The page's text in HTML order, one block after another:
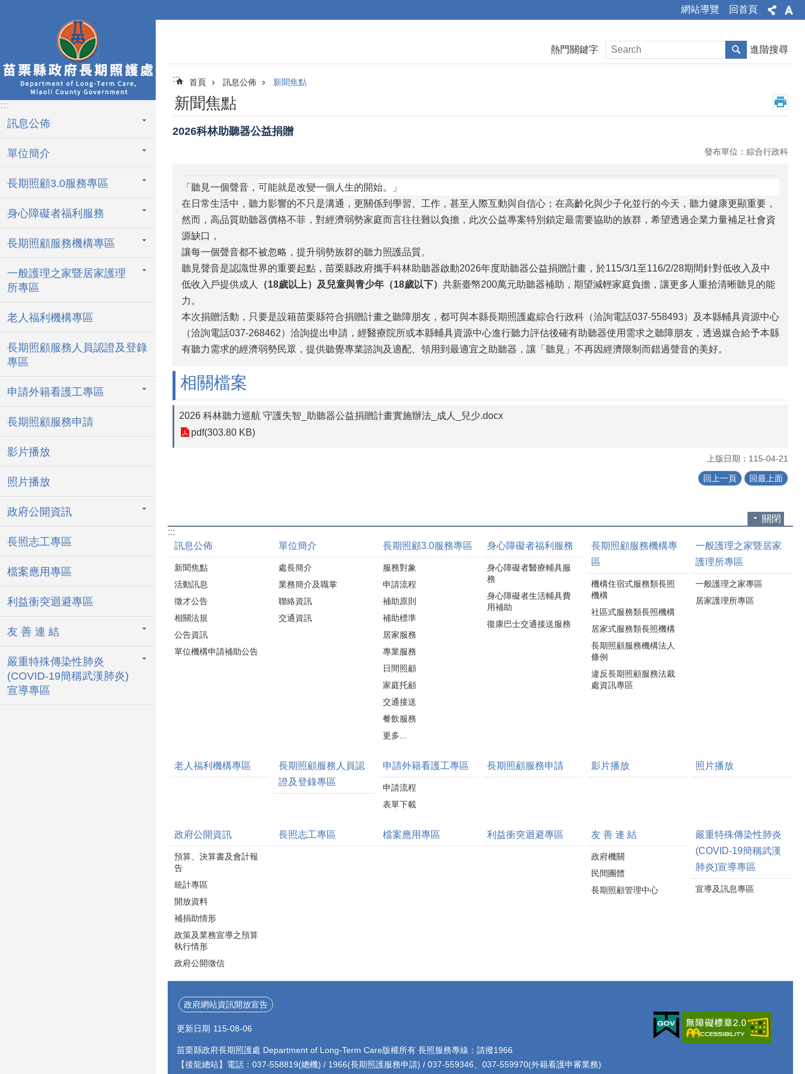
跳到主要內容區塊
::: 網站導覽 回首頁
:::
訊息公佈
單位簡介
長期照顧3.0服務專區
身心障礙者福利服務
長期照顧服務機構專區
一般護理之家暨居家護理
所專區
老人福利機構專區
長期照顧服務人員認證及登錄
專區
申請外籍看護工專區
長期照顧服務申請
影片播放
照片播放
政府公開資訊
長照志工專區
檔案應用專區
利益衝突迴避專區
友 善 連 結
嚴重特殊傳染性肺炎
(COVID-19簡稱武漢肺炎)
宣導專區
熱門關鍵字 進階搜尋
::: 首頁 訊息公佈 新聞焦點
新聞焦點
2026科林助聽器公益捐贈
發布單位：綜合行政科
「聽見一個聲音，可能就是改變一個人生的開始。」
在日常生活中，聽力影響的不只是溝通，更關係到學習、工作，甚至人際互動與自信心；在高齡化與少子化並行的今天，聽力健康更顯重要，
然而，高品質助聽器價格不菲，對經濟弱勢家庭而言往往難以負擔，此次公益專案特別鎖定最需要協助的族群，希望透過企業力量補足社會資
源缺口，
讓每一個聲音都不被忽略，提升弱勢族群的聽力照護品質。
聽見聲音是認識世界的重要起點，苗栗縣政府攜手科林助聽器啟動2026年度助聽器公益捐贈計畫，於115/3/1至116/2/28期間針對低收入及中
低收入戶提供成人
（18歲以上）及兒童與青少年（18歲以下） 共新臺幤200萬元助聽器補助，期望減輕家庭負擔，讓更多人重拾清晰聽見的能
力。
本次捐贈活動，只要是設籍苗栗縣符合捐贈計畫之聽障朋友，都可與本縣長期照護處綜合行政科（洽詢電話037-558493）及本縣輔具資源中心
（洽詢電話037-268462）洽詢提出申請，經醫療院所或本縣輔具資源中心進行聽力評估後確有助聽器使用需求之聽障朋友，透過媒合給予本縣
有聽力需求的經濟弱勢民眾，提供聽覺專業諮詢及適配、領用到最適宜之助聽器，讓「聽見」不再因經濟限制而錯過聲音的美好。
相關檔案
2026 科林聽力巡航 守護失智_助聽器公益捐贈計畫實施辦法_成人_兒少.docx
pdf(303.80 KB)
上版日期：115-04-21
回上一頁 回最上面
關閉
:::
訊息公佈
新聞焦點
活動訊息
徵才公告
相關法規
公告資訊
單位機構申請補助公告
單位簡介
處長簡介
業務簡介及職掌
聯絡資訊
交通資訊
長期照顧3.0服務專區
服務對象
申請流程
補助原則
補助標準
居家服務
專業服務
日間照顧
家庭托顧
交通接送
餐飲服務
更多...
身心障礙者福利服務
身心障礙者醫療輔具服
務
身心障礙者生活輔具費
用補助
復康巴士交通接送服務
長期照顧服務機構專
區
機構住宿式服務類長照
機構
社區式服務類長照機構
居家式服務類長照機構
長期照顧服務機構法人
條例
違反長期照顧服務法裁
處資訊專區
一般護理之家暨居家
護理所專區
一般護理之家專區
居家護理所專區
老人福利機構專區
長期照顧服務人員認
證及登錄專區
申請外籍看護工專區
申請流程
表單下載
長期照顧服務申請 影片播放 照片播放
政府公開資訊
預算、決算書及會計報
告
統計專區
開放資料
補捐助情形
政策及業務宣導之預算
執行情形
政府公開徵信
長照志工專區 檔案應用專區 利益衝突迴避專區 友 善 連 結
政府機關
民間團體
長期照顧管理中心
嚴重特殊傳染性肺炎
(COVID-19簡稱武漢
肺炎)宣導專區
宣導及訊息專區
政府網站資訊開放宣告
更新日期 115-08-06
苗栗縣政府長期照護處 Department of Long-Term Care版權所有 長照服務專線：請撥1966
【後龍總站】電話：037-558819(總機) / 1966(長期照護服務申請) / 037-559346、037-559970(外籍看護申審業務)